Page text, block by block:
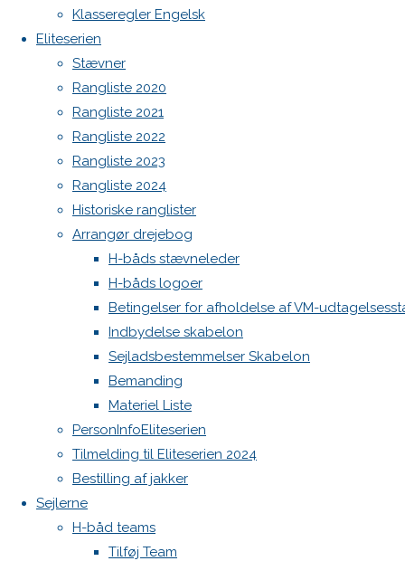
Klasseregler Engelsk
Eliteserien
Stævner
Rangliste 2020
Rangliste 2021
Rangliste 2022
Rangliste 2023
Rangliste 2024
Historiske ranglister
Arrangør drejebog
H-båds stævneleder
H-båds logoer
Betingelser for afholdelse af VM-
Indbydelse skabelon
Sejladsbestemmelser Skabelon
Bemanding
Materiel Liste
PersonInfoEliteserien
Tilmelding til Eliteserien 2024
Bestilling af jakker
Sejlerne
H-båd teams
Tilføj Team
Previous
image
Next
image
Skriv
et
svar
Din e-
mailadresse
vil ikke
blive
publiceret.
Krævede
felter er
markeret
WordPress.org